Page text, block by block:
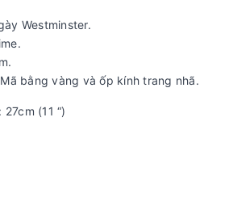
Westminster.
bằng vàng và ốp kính trang nhã.
(11 “)